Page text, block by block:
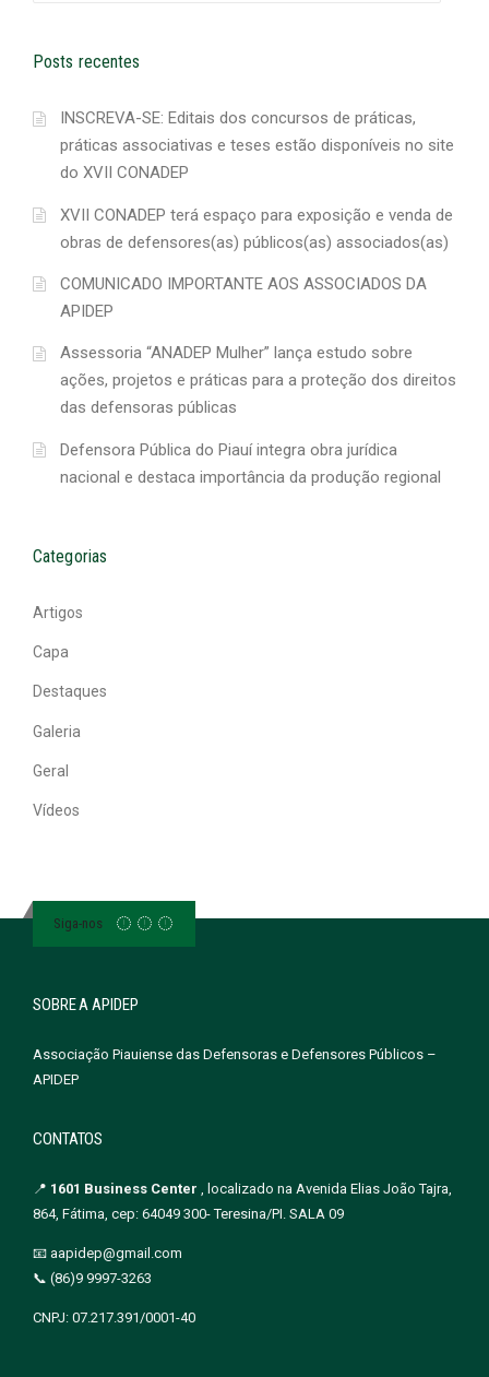
Posts recentes
INSCREVA-SE: Editais dos concursos de práticas,
práticas associativas e teses estão disponíveis no site
do XVII CONADEP
XVII CONADEP terá espaço para exposição e venda de
obras de defensores(as) públicos(as) associados(as)
COMUNICADO IMPORTANTE AOS ASSOCIADOS DA
APIDEP
Assessoria “ANADEP Mulher” lança estudo sobre
ações, projetos e práticas para a proteção dos direitos
das defensoras públicas
Defensora Pública do Piauí integra obra jurídica
nacional e destaca importância da produção regional
Categorias
Artigos
Capa
Destaques
Galeria
Geral
Vídeos
Siga-nos
SOBRE A APIDEP
Associação Piauiense das Defensoras e Defensores Públicos –
APIDEP
CONTATOS
📍 1601 Business Center , localizado na Avenida Elias João Tajra,
864, Fátima, cep: 64049 300- Teresina/PI. SALA 09
📧 aapidep@gmail.com
📞 (86)9 9997-3263
CNPJ: 07.217.391/0001-40